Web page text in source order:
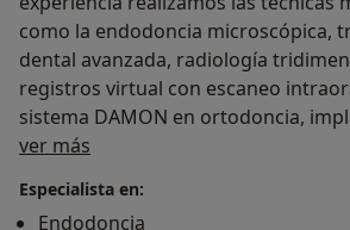
como la endodoncia microscópica,
dental avanzada, radiología
registros virtual con escaneo
sistema DAMON en ortodoncia,
Realizamos un seguimiento a largo
dependiendo de de la patología
ver más
Especialista en:
Endodoncia